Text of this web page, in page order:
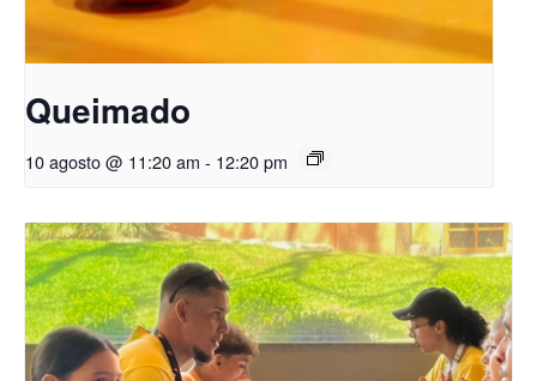
Queimado
10 agosto @ 11:20 am - 12:20 pm